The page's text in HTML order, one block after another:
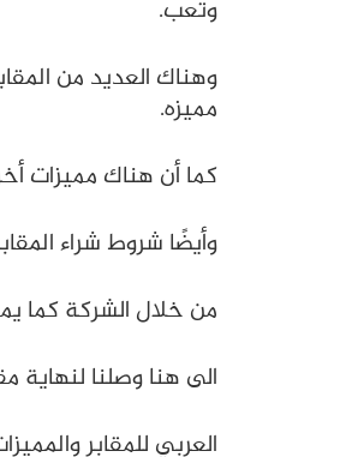
وتعب.
وهناك العديد من
مميزه.
كما أن هناك مميزات
وأيضًا شروط شراء
من خلال الشركة كما
الى هنا وصلنا لنهاية
العربي للمقابر